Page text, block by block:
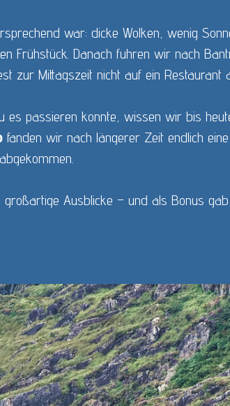
war: dicke Wolken, wenig
Frühstück. Danach fuhren wir nach
zur Mittagszeit nicht auf ein Restaurant
passieren konnte, wissen wir bis
fanden wir nach längerer Zeit endlich
Ausblicke – und als Bonus